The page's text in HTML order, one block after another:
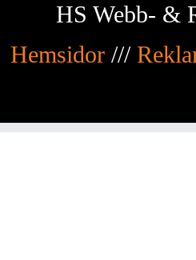
HS Webb- &
Hemsidor ///